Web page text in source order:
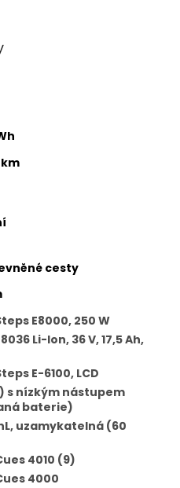
km
cesty
E8000, 250 W
Li-Ion, 36 V, 17,5 Ah,
E-6100, LCD
s nízkým nástupem
baterie)
uzamykatelná (60
4010 (9)
4000